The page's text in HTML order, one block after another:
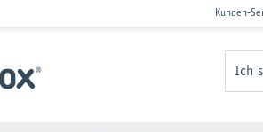
Kunden-
Ich